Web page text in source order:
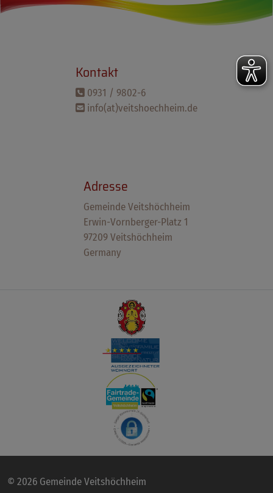
Kontakt
0931 / 9802-6
info(at)veitshoechheim.de
Adresse
Gemeinde Veitshöchheim
Erwin-Vornberger-Platz 1
97209 Veitshöchheim
Germany
© 2026 Gemeinde Veitshöchheim